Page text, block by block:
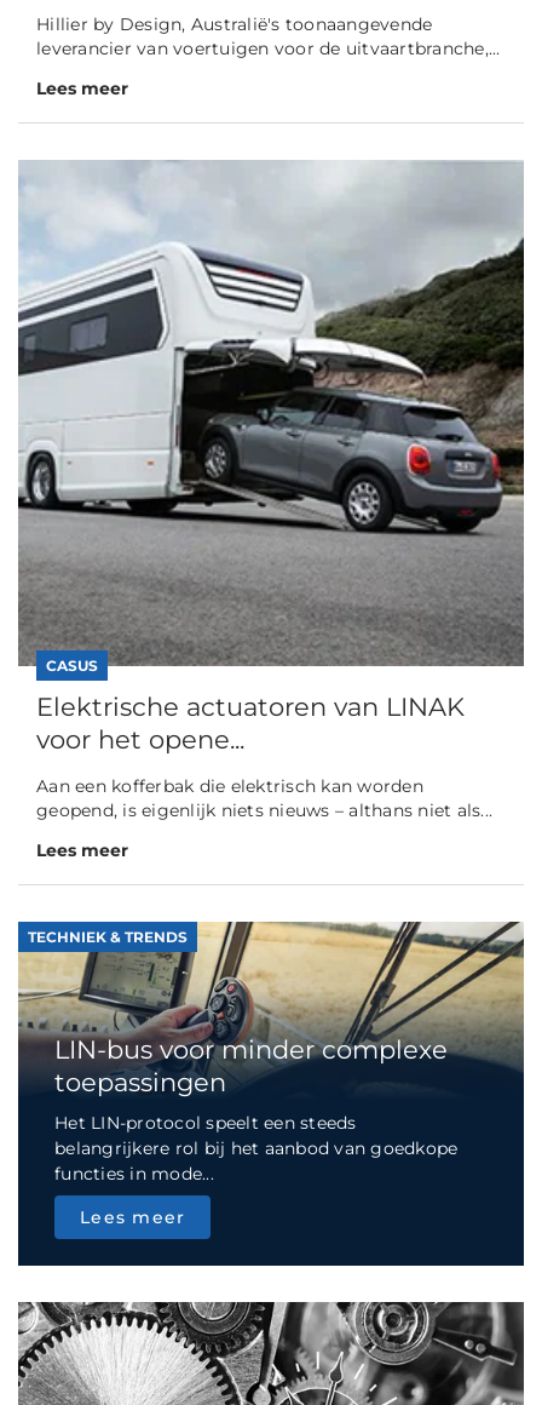
Hillier by Design, Australië's toonaangevende
leverancier van voertuigen voor de uitvaartbranche,...
Lees meer
CASUS
Elektrische actuatoren van LINAK
voor het opene...
Aan een kofferbak die elektrisch kan worden
geopend, is eigenlijk niets nieuws – althans niet als...
Lees meer
TECHNIEK & TRENDS
LIN-bus voor minder complexe
toepassingen
Het LIN-protocol speelt een steeds
belangrijkere rol bij het aanbod van goedkope
functies in mode...
Lees meer